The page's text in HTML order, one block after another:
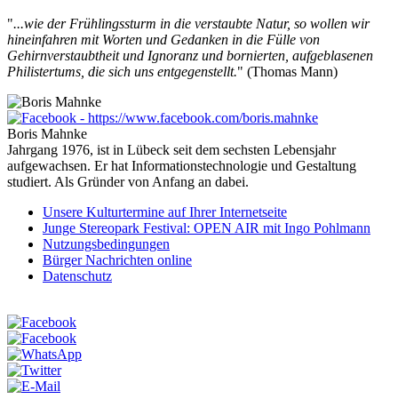
"...wie der Frühlingssturm in die verstaubte Natur, so wollen wir
hineinfahren mit Worten und Gedanken in die Fülle von
Gehirnverstaubtheit und Ignoranz und bornierten, aufgeblasenen
Philistertums, die sich uns entgegenstellt." (Thomas Mann)
Boris Mahnke
Jahrgang 1976, ist in Lübeck seit dem sechsten Lebensjahr
aufgewachsen. Er hat Informationstechnologie und Gestaltung
studiert. Als Gründer von Anfang an dabei.
Unsere Kulturtermine auf Ihrer Internetseite
Junge Stereopark Festival: OPEN AIR mit Ingo Pohlmann
Nutzungsbedingungen
Bürger Nachrichten online
Datenschutz